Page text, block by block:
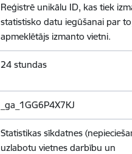
Reģistrē unikālu ID, kas tiek
statistisko datu iegūšanai par
apmeklētājs izmanto vietni.
24 stundas
_ga_1GG6P4X7KJ
Statistikas sīkdatnes
uzlabotu vietnes darbību un